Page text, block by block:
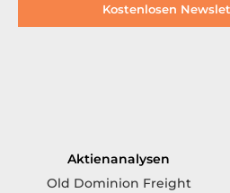
Kostenlosen
Aktienanalysen
Old Dominion Freight